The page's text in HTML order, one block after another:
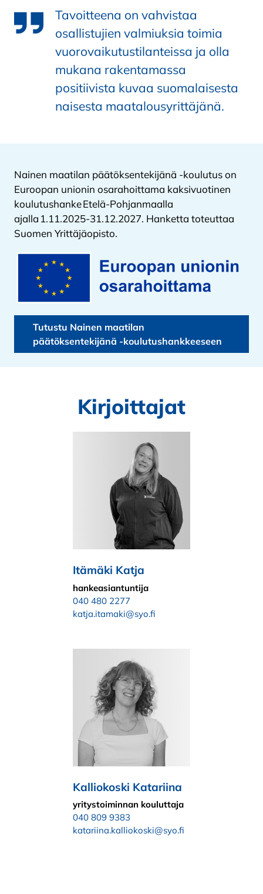
Tavoitteena on vahvistaa
osallistujien valmiuksia toimia
vuorovaikutustilanteissa ja olla
mukana rakentamassa
positiivista kuvaa suomalaisesta
naisesta maatalousyrittäjänä.
Nainen maatilan päätöksentekijänä -koulutus on
Euroopan unionin osarahoittama kaksivuotinen
koulutushanke Etelä-Pohjanmaalla
ajalla 1.11.2025-31.12.2027. Hanketta toteuttaa
Suomen Yrittäjäopisto.
Tutustu Nainen maatilan
päätöksentekijänä -koulutushankkeeseen
Kirjoittajat
Itämäki Katja
hankeasiantuntija
040 480 2277
katja.itamaki@syo.fi
Kalliokoski Katariina
yritystoiminnan kouluttaja
040 809 9383
katariina.kalliokoski@syo.fi